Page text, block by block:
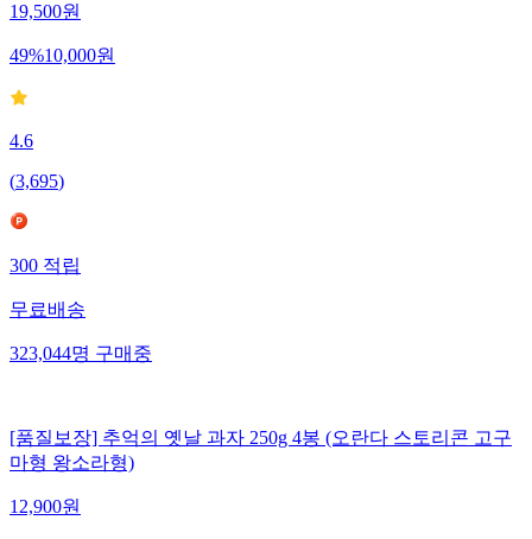
19,500원
49%10,000원
4.6
(3,695)
300 적립
무료배송
323,044명 구매중
[품질보장] 추억의 옛날 과자 250g 4봉 (오란다 스토리콘 고구
마형 왕소라형)
12,900원